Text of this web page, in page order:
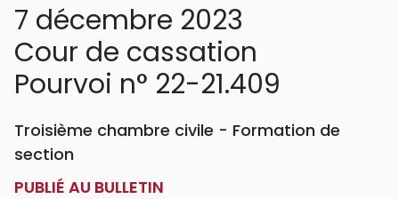
7 décembre 2023
Cour de cassation
Pourvoi n° 22-21.409
Troisième chambre civile - Formation de
section
PUBLIÉ AU BULLETIN